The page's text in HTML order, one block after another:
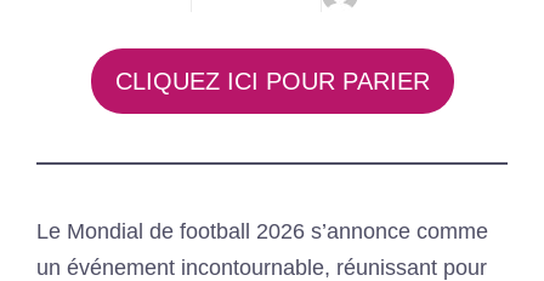
CLIQUEZ ICI POUR PARIER
Le Mondial de football 2026 s’annonce comme
un événement incontournable, réunissant pour